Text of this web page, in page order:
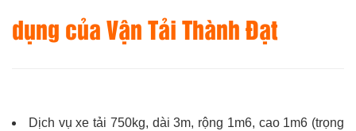
dụng của Vận Tải Thành Đạt
Dịch vụ xe tải 750kg, dài 3m, rộng 1m6, cao 1m6 (trọng